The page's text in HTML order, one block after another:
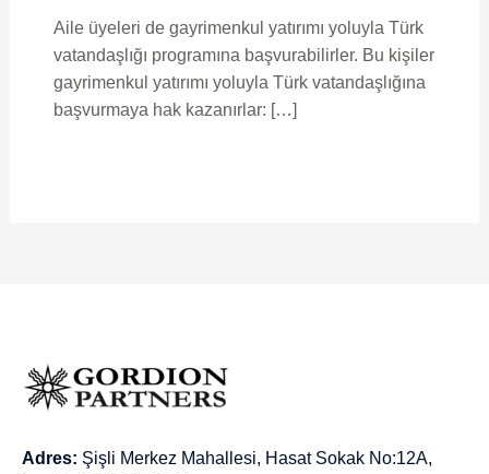
Aile üyeleri de gayrimenkul yatırımı yoluyla Türk
vatandaşlığı programına başvurabilirler. Bu kişiler
gayrimenkul yatırımı yoluyla Türk vatandaşlığına
başvurmaya hak kazanırlar: […]
Adres: Şişli Merkez Mahallesi, Hasat Sokak No:12A,